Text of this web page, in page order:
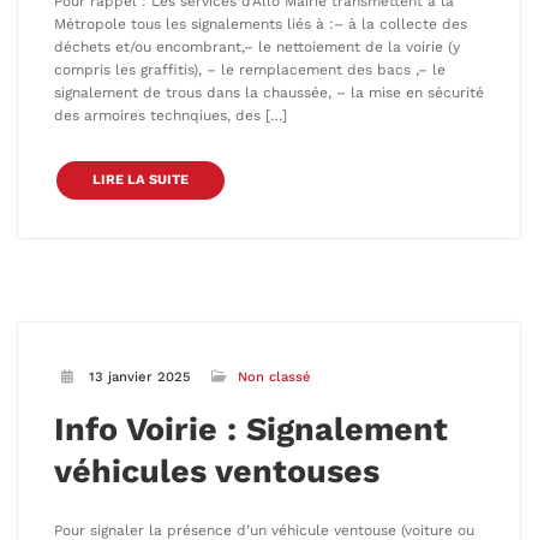
Métropole tous les signalements liés à :– à la collecte des
déchets et/ou encombrant,– le nettoiement de la voirie (y
compris les graffitis), – le remplacement des bacs ,– le
signalement de trous dans la chaussée, – la mise en sécurité
des armoires technqiues, des […]
LIRE LA SUITE
13 janvier 2025 Non classé
Info Voirie : Signalement
véhicules ventouses
Pour signaler la présence d’un véhicule ventouse (voiture ou